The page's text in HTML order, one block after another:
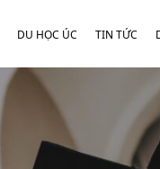
DU HỌC ÚC TIN TỨC